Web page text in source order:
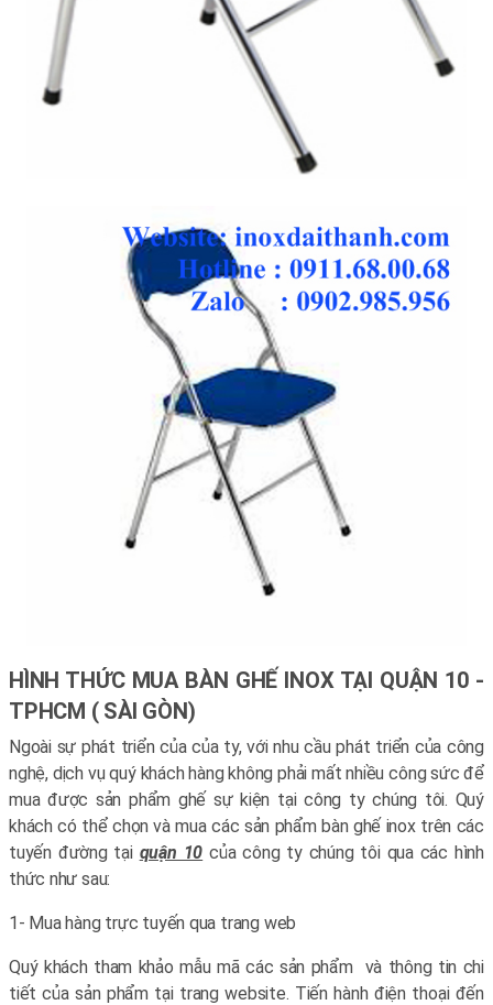
HÌNH THỨC MUA BÀN GHẾ INOX TẠI QUẬN 10 -
TPHCM ( SÀI GÒN)
Ngoài sự phát triển của của ty, với nhu cầu phát triển của công
nghệ, dịch vụ quý khách hàng không phải mất nhiều công sức để
mua được sản phẩm ghế sự kiện tại công ty chúng tôi. Quý
khách có thể chọn và mua các sản phẩm bàn ghế inox trên các
tuyến đường tại quận 10 của công ty chúng tôi qua các hình
thức như sau:
1- Mua hàng trực tuyến qua trang web
Quý khách tham khảo mẫu mã các sản phẩm và thông tin chi
tiết của sản phẩm tại trang website. Tiến hành điện thoại đến